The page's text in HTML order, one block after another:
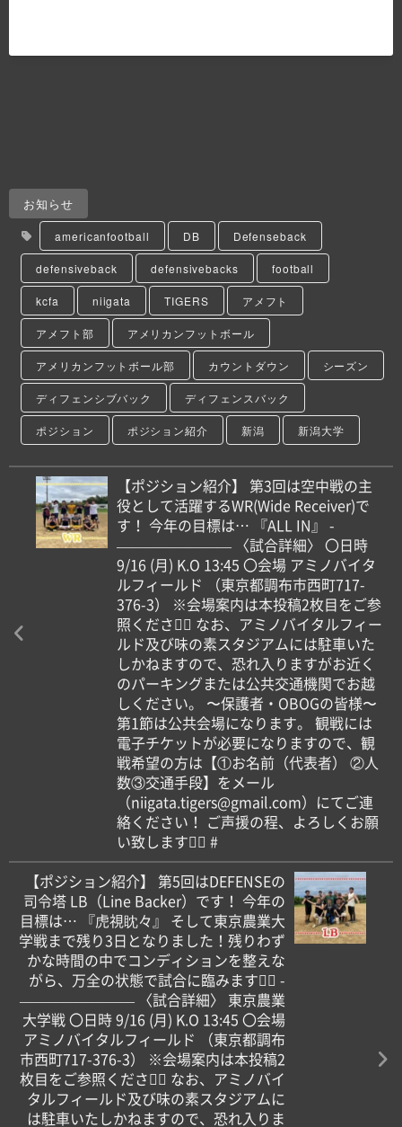
お知らせ
americanfootball DB Defenseback
defensiveback defensivebacks football
kcfa niigata TIGERS アメフト
アメフト部 アメリカンフットボール
アメリカンフットボール部 カウントダウン シーズン
ディフェンシブバック ディフェンスバック
ポジション ポジション紹介 新潟 新潟大学
【ポジション紹介】 第3回は空中戦の主
役として活躍するWR(Wide Receiver)で
す！ 今年の目標は… 『ALL IN』 -
———————— 〈試合詳細〉 〇日時
9/16 (月) K.O 13:45 〇会場 アミノバイタ
ルフィールド （東京都調布市西町717-
376-3） ※会場案内は本投稿2枚目をご参
照ください🏻 なお、アミノバイタルフィー
ルド及び味の素スタジアムには駐車いた
しかねますので、恐れ入りますがお近く
のパーキングまたは公共交通機関でお越
しください。 〜保護者・OBOGの皆様〜
第1節は公共会場になります。 観戦には
電子チケットが必要になりますので、観
戦希望の方は【①お名前（代表者） ②人
数③交通手段】をメール
（niigata.tigers@gmail.com）にてご連
絡ください！ ご声援の程、よろしくお願
い致します！🏻️‍ #
【ポジション紹介】 第5回はDEFENSEの
司令塔 LB（Line Backer）です！ 今年の
目標は… 『虎視眈々』 そして東京農業大
学戦まで残り3日となりました！残りわず
かな時間の中でコンディションを整えな
がら、万全の状態で試合に臨みます！🏻 -
———————— 〈試合詳細〉 東京農業
大学戦 〇日時 9/16 (月) K.O 13:45 〇会場
アミノバイタルフィールド （東京都調布
市西町717-376-3） ※会場案内は本投稿2
枚目をご参照ください🏻 なお、アミノバイ
タルフィールド及び味の素スタジアムに
は駐車いたしかねますので、恐れ入りま